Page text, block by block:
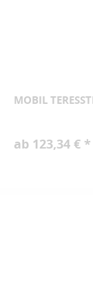
MOBIL
ab 123,34 € *